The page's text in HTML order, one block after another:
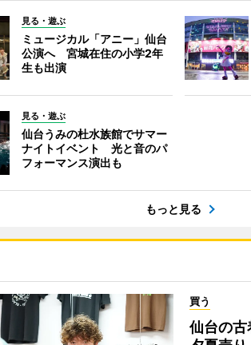
見る・遊ぶ
ミュージカル「アニー」仙台
公演へ 宮城在住の小学2年
生も出演
見る・遊ぶ
仙台うみの杜水族館でサマー
ナイトイベント 光と音のパ
フォーマンス演出も
もっと見る
買う
仙台の